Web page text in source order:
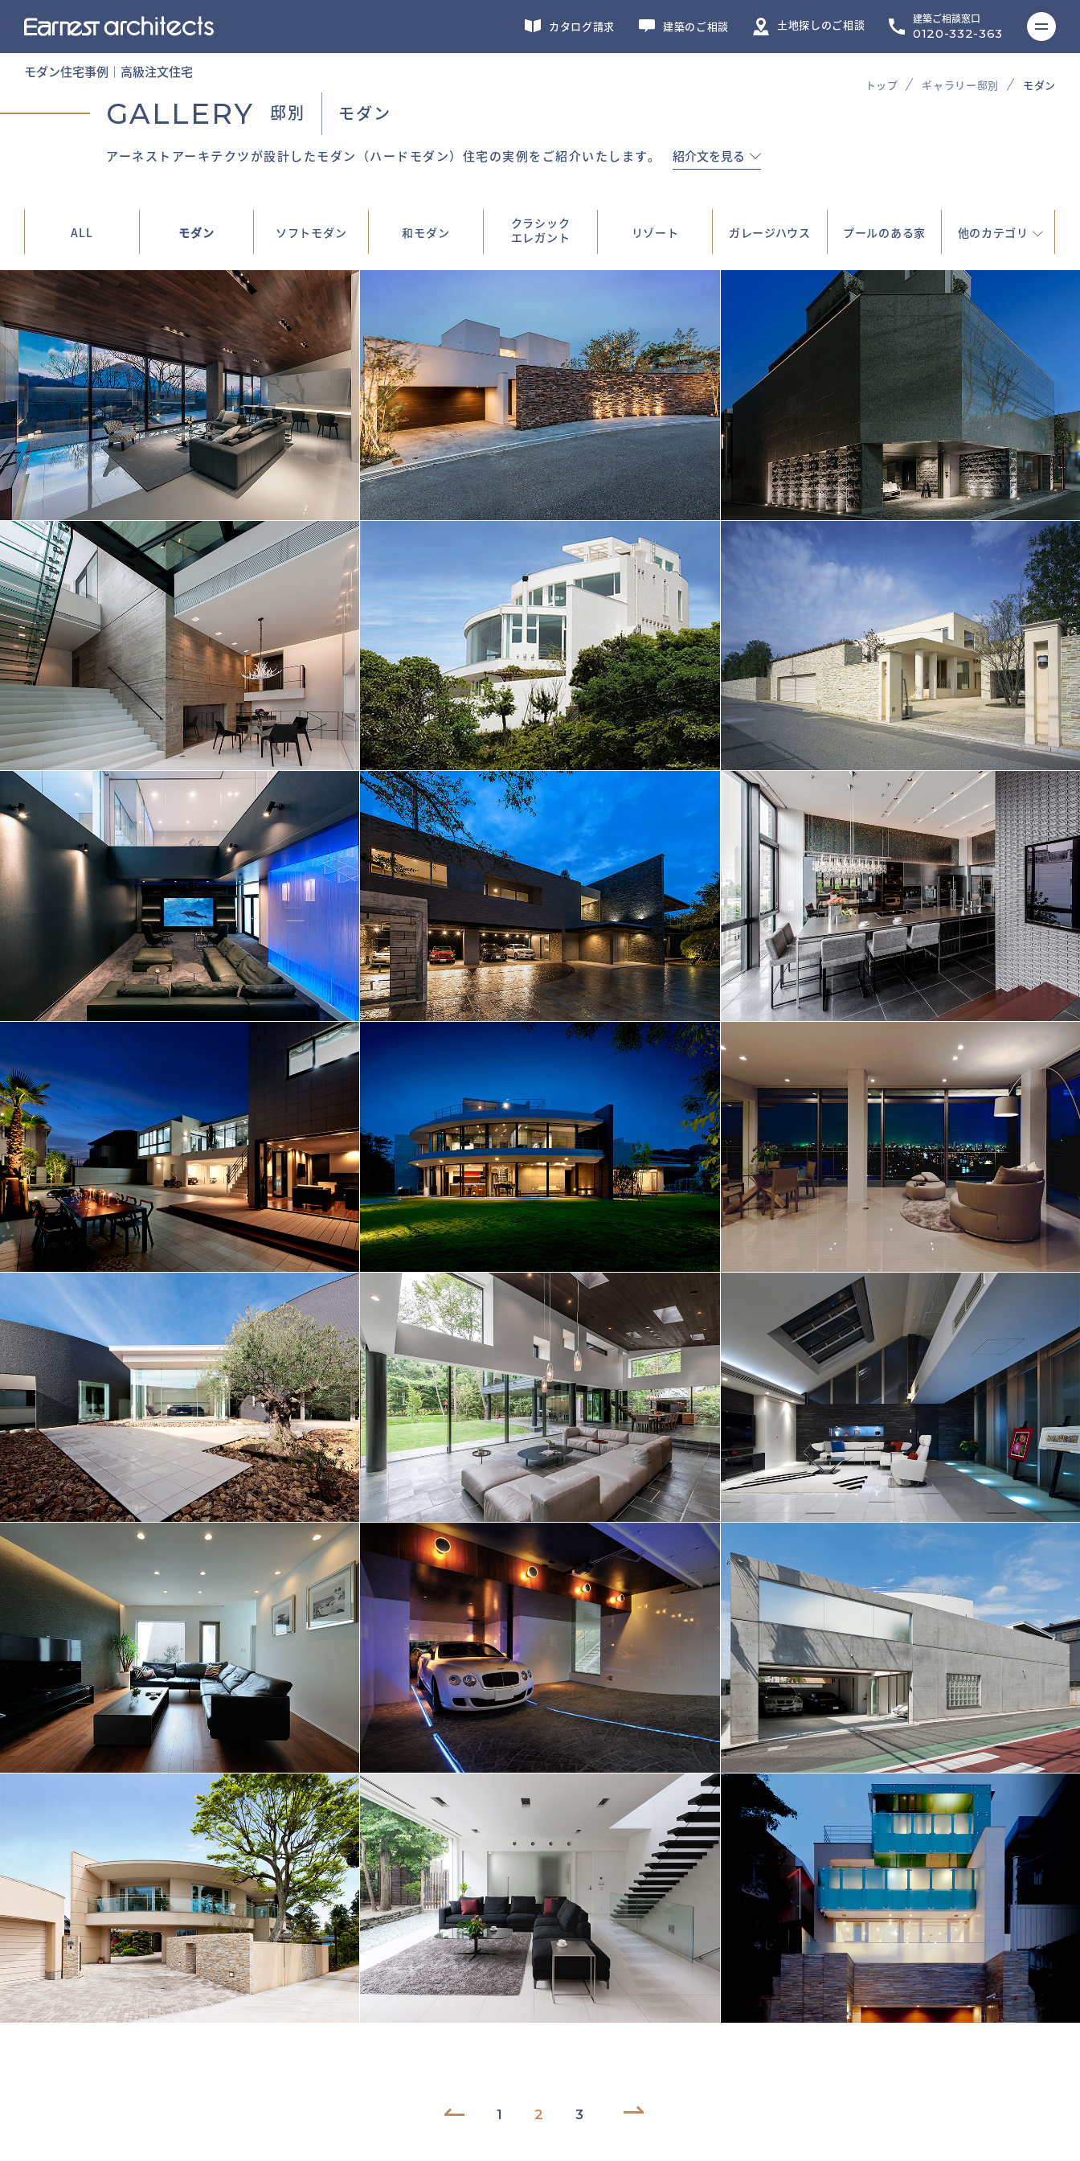
カタログ請求 建築のご相談 土地探しのご相談 建築ご相談窓口
0120-332-363
モダン住宅事例│高級注文住宅
トップ ギャラリー邸別 モダン
GALLERY 邸別 モダン
アーネストアーキテクツが設計したモダン（ハードモダン）住宅の実例をご紹介いたします。 紹介文を見る
ALL モダン ソフトモダン 和モダン
クラシック
エレガント
リゾート ガレージハウス プールのある家 他のカテゴリ
芙蓉峰(フヨウホウ)に寄り添う瑞雲
│167 静謐（セイヒツ）が訪れる家│166 都心に建つ居城│164
コンクリートと硝子の融和│162 海への視界が開けた家│061 フランスモダンの邸宅│015
幼き日の憧れを日々の住まいに│156 非日常に誘う浮遊する家│152 都市に浮かぶ輝星│181
自宅で叶えるリゾート空間│140 放射状に広がるパノラマの景色│136 煌びやかに灯をともす街を臨む│133
ダイナミックに翼を広げる│131 行雲流水を満喫する│172 ガラスの大空間で星空を楽しむ家
│108
包蔵する光とオリーブの木│145 創り込まれた小宇宙に昂ぶる│100 広いパティオが室内を囲む│095
パノラマに景色を切り取る│093 旧家にとけこむモダンの世界│092 家族皆に光のふりそそぐ家│091
BACK1 2 3